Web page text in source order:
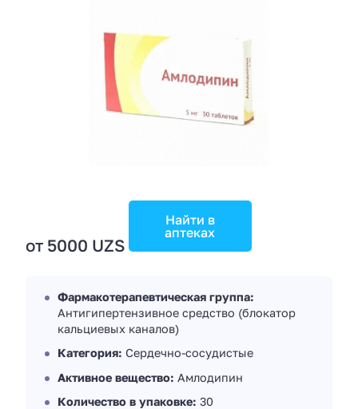
от 5000 UZS
Найти в
аптеках
Фармакотерапевтическая группа:
Антигипертензивное средство (блокатор
кальциевых каналов)
Категория: Сердечно-сосудистые
Активное вещество: Амлодипин
Количество в упаковке: 30